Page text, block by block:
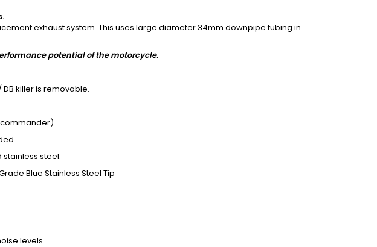
exhaust system. This uses large diameter 34mm downpipe tubing in
potential of the motorcycle.
killer is removable.
steel.
Blue Stainless Steel Tip
levels.